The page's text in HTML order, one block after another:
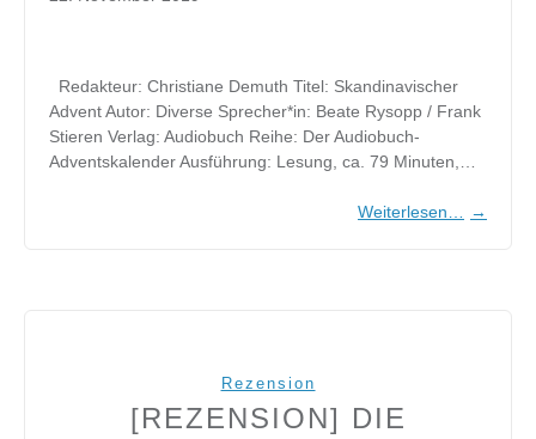
Redakteur: Christiane Demuth Titel: Skandinavischer
Advent Autor: Diverse Sprecher*in: Beate Rysopp / Frank
Stieren Verlag: Audiobuch Reihe: Der Audiobuch-
Adventskalender Ausführung: Lesung, ca. 79 Minuten,…
Weiterlesen… →
Rezension
[REZENSION] DIE